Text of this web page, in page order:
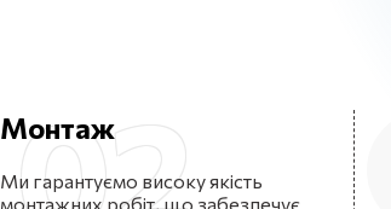
Монтаж
Ми гарантуємо високу якість
монтажних робіт, що забезпечує